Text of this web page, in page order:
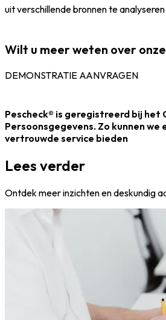
uit verschillende bronnen te analyseren.
Wilt u meer weten over
DEMONSTRATIE AANVRAGEN
Pescheck® is geregistreerd bij het
Persoonsgegevens. Zo kunnen we
vertrouwde service bieden
Lees verder
Ontdek meer inzichten en deskundig